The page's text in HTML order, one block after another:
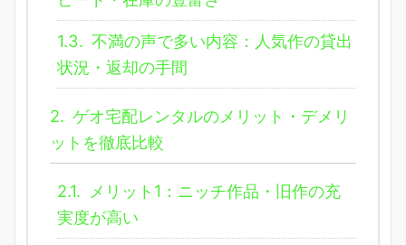
1.3. 不満の声で多い内容：人気作の貸出
状況・返却の手間
2. ゲオ宅配レンタルのメリット・デメリ
ットを徹底比較
2.1.
メリット1：ニッチ作品・旧作の充
実度が高い